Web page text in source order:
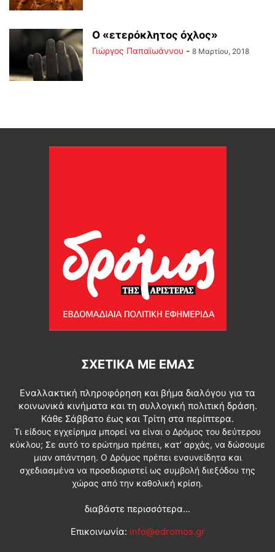
Ο «ετερόκλητος όχλος»
Γιώργος Παπαϊωάννου - 8 Μαρτίου, 2018
ΣΧΕΤΙΚΆ ΜΕ ΕΜΆΣ
Εναλλακτική πληροφόρηση και βήμα διαλόγου για τα
κοινωνικά κινήματα και τη συλλογική πολιτική δράση.
Κάθε Σάββατο έως και Τρίτη στα περίπτερα.
Τι είδους εγχείρημα μπορεί να είναι ο Δρόμος του δεύτερου
κύκλου; Σε αυτό το ερώτημα πρέπει, κατ’ αρχάς, να δώσουμε
μιαν απάντηση. Ο Δρόμος πρέπει ενσυνείδητα και
σχεδιασμένα να προσδιοριστεί ως συμβολή διεξόδου της
χώρας από την καθολική κρίση.
διαβάστε περισσότερα...
Επικοινωνία: info@edromos.gr